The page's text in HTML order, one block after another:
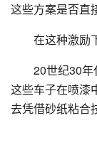
这些方案是否直
在这种激励
20世纪30
这些车子在喷漆
去凭借砂纸粘合